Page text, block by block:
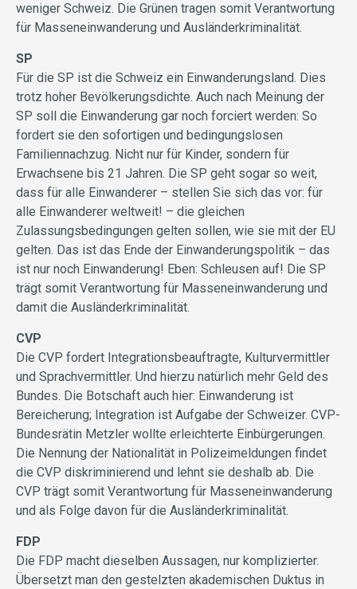
weniger Schweiz. Die Grünen tragen somit Verantwortung
für Masseneinwanderung und Ausländerkriminalität.
SP
Für die SP ist die Schweiz ein Einwanderungsland. Dies
trotz hoher Bevölkerungsdichte. Auch nach Meinung der
SP soll die Einwanderung gar noch forciert werden: So
fordert sie den sofortigen und bedingungslosen
Familiennachzug. Nicht nur für Kinder, sondern für
Erwachsene bis 21 Jahren. Die SP geht sogar so weit,
dass für alle Einwanderer – stellen Sie sich das vor: für
alle Einwanderer weltweit! – die gleichen
Zulassungsbedingungen gelten sollen, wie sie mit der EU
gelten. Das ist das Ende der Einwanderungspolitik – das
ist nur noch Einwanderung! Eben: Schleusen auf! Die SP
trägt somit Verantwortung für Masseneinwanderung und
damit die Ausländerkriminalität.
CVP
Die CVP fordert Integrationsbeauftragte, Kulturvermittler
und Sprachvermittler. Und hierzu natürlich mehr Geld des
Bundes. Die Botschaft auch hier: Einwanderung ist
Bereicherung; Integration ist Aufgabe der Schweizer. CVP-
Bundesrätin Metzler wollte erleichterte Einbürgerungen.
Die Nennung der Nationalität in Polizeimeldungen findet
die CVP diskriminierend und lehnt sie deshalb ab. Die
CVP trägt somit Verantwortung für Masseneinwanderung
und als Folge davon für die Ausländerkriminalität.
FDP
Die FDP macht dieselben Aussagen, nur komplizierter.
Übersetzt man den gestelzten akademischen Duktus in